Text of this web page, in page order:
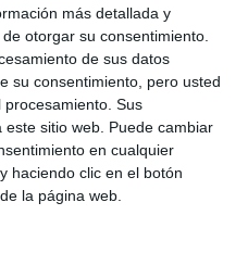
más detallada y
otorgar su consentimiento.
de sus datos
su consentimiento, pero usted
Sus
sitio web. Puede cambiar
en cualquier
haciendo clic en el botón
la página web.
tuvo lugar este pasado